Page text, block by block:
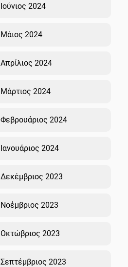
Ιούνιος 2024
Μάιος 2024
Απρίλιος 2024
Μάρτιος 2024
Φεβρουάριος 2024
Ιανουάριος 2024
Δεκέμβριος 2023
Νοέμβριος 2023
Οκτώβριος 2023
Σεπτέμβριος 2023